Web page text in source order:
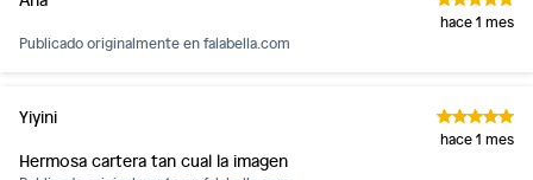
hace 1 mes
Publicado originalmente enfalabella.com
Yiyini
hace 1 mes
Hermosa cartera tan cual la imagen